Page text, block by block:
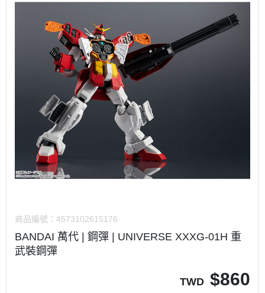
商品編號： 4573102615176
BANDAI 萬代 | 鋼彈 | UNIVERSE XXXG-01H 重
武裝鋼彈
TWD $860